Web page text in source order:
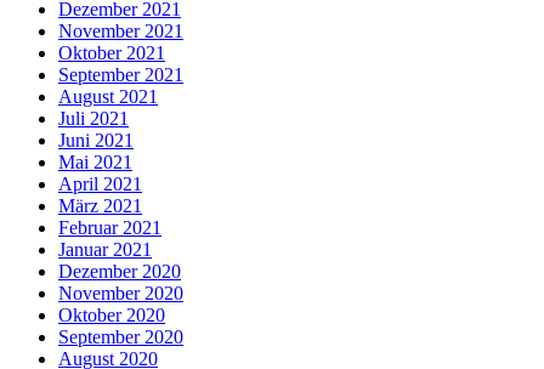
Dezember 2021
November 2021
Oktober 2021
September 2021
August 2021
Juli 2021
Juni 2021
Mai 2021
April 2021
März 2021
Februar 2021
Januar 2021
Dezember 2020
November 2020
Oktober 2020
September 2020
August 2020